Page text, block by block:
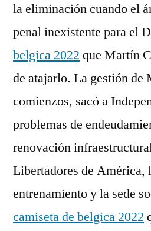
la eliminación cuando el
penal inexistente para el
belgica 2022 que Martín
de atajarlo. La gestión de
comienzos, sacó a
problemas de
renovación
Libertadores de América,
entrenamiento y la sede
camiseta de belgica 2022